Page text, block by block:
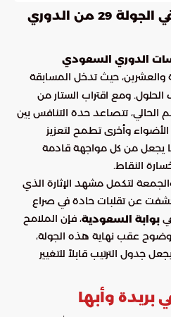
صراع النقاط يشتعل في الجولة 29 من الدوري
الدوري السعودي
والعشرين، حيث تدخل المسابقة
ومع اقتراب الستار من
تتصاعد حدة التنافس بين
وأخرى تطمح لتعزيز
يجعل من كل مواجهة قادمة
النقاط.
لتكمل مشهد الإثارة الذي
كشفت عن تقلبات حادة في صراع
بوابة السعودية، فإن الملامح
عقب نهاية هذه الجولة،
جدول الترتيب قابلاً للتغيير
وأبها